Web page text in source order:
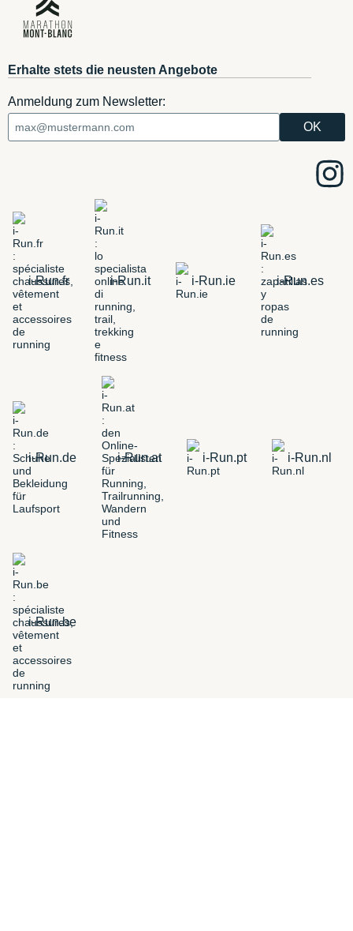
Erhalte stets die neusten Angebote
Anmeldung zum Newsletter:
i-Run.fr i-Run.it i-Run.ie i-Run.es
i-Run.de i-Run.at i-Run.pt i-Run.nl
i-Run.be